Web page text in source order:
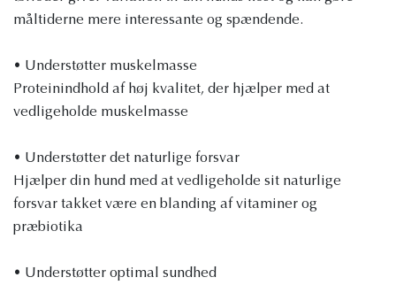
måltiderne mere interessante og spændende.
• Understøtter muskelmasse
Proteinindhold af høj kvalitet, der hjælper med at
vedligeholde muskelmasse
• Understøtter det naturlige forsvar
Hjælper din hund med at vedligeholde sit naturlige
forsvar takket være en blanding af vitaminer og
præbiotika
• Understøtter optimal sundhed